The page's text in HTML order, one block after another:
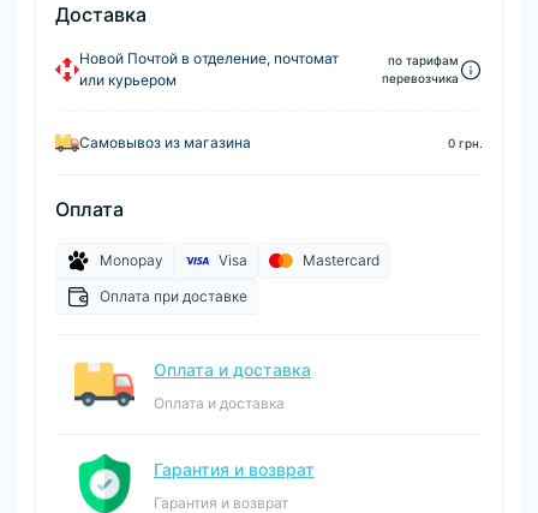
Доставка
Новой Почтой в отделение, почтомат
или курьером
по тарифам
перевозчика
Самовывоз из магазина 0 грн.
Оплата
Monopay Visa
Mastercard
Оплата при доставке
Оплата и доставка
Оплата и доставка
Гарантия и возврат
Гарантия и возврат